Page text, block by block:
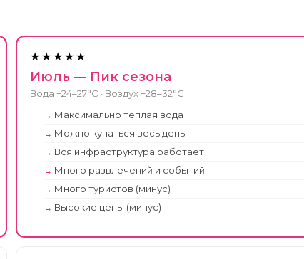
★★★★★
Июль — Пик сезона
Вода +24–27°C · Воздух +28–32°C
Максимально тёплая вода
Можно купаться весь день
Вся инфраструктура работает
Много развлечений и событий
Много туристов (минус)
Высокие цены (минус)